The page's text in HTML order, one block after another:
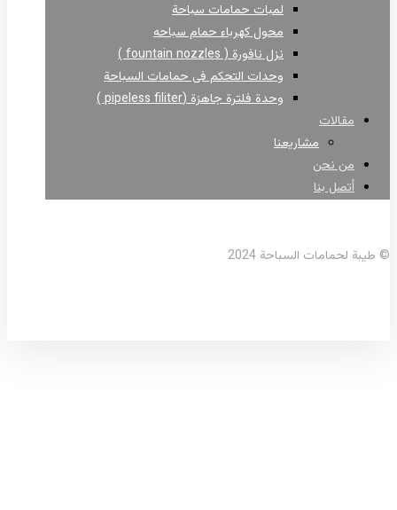
لمبات حمامات سباحة
محول كهرباء حمام سباحه
نزل نافورة ( fountain nozzles )
وحدات التحكم فى حمامات السباحة
وحدة فلترة جاهزة (pipeless filiter )
مقالات
مشاريعنا
من نحن
أتصل بنا
© طيبة لحمامات السباحة 2024